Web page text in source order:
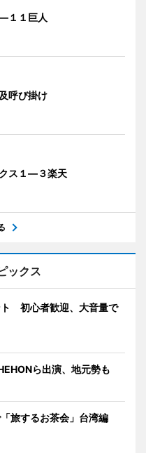
１１巨人
呼び掛け
ス１―３楽天
ックス
ト 初心者歓迎、大音量で
ら出演、地元勢も
旅するお茶会」台湾編